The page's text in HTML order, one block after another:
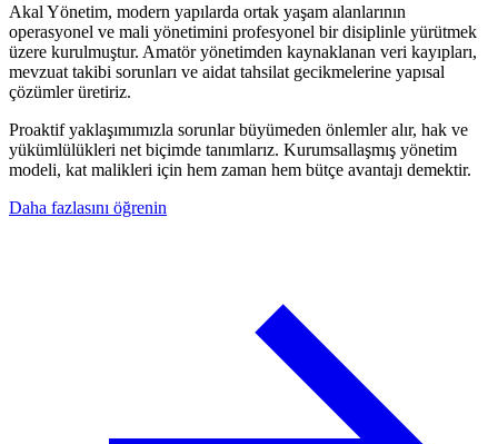
Akal Yönetim, modern yapılarda ortak yaşam alanlarının
operasyonel ve mali yönetimini profesyonel bir disiplinle yürütmek
üzere kurulmuştur. Amatör yönetimden kaynaklanan veri kayıpları,
mevzuat takibi sorunları ve aidat tahsilat gecikmelerine yapısal
çözümler üretiriz.
Proaktif yaklaşımımızla sorunlar büyümeden önlemler alır, hak ve
yükümlülükleri net biçimde tanımlarız. Kurumsallaşmış yönetim
modeli, kat malikleri için hem zaman hem bütçe avantajı demektir.
Daha fazlasını öğrenin